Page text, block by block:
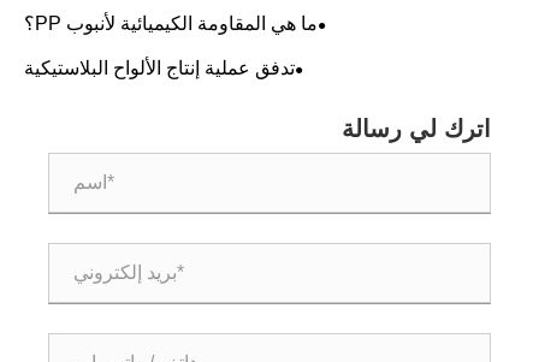
أكمل بنجاح التشغيل التجريبي!!!
ما هي المقاومة الكيميائية لأنبوب PP؟
تدفق عملية إنتاج الألواح البلاستيكية
اترك لي رسالة